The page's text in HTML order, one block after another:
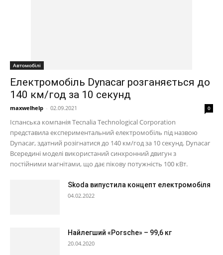
Автомобілі
Електромобіль Dynacar розганяється до
140 км/год за 10 секунд
maxwelhelp - 02.09.2021 0
Іспанська компанія Tecnalia Technological Corporation
представила експериментальний електромобіль під назвою
Dynacar, здатний розігнатися до 140 км/год за 10 секунд. Dynacar
Всередині моделі використаний синхронний двигун з
постійними магнітами, що дає пікову потужність 100 кВт.
Skoda випустила концепт електромобіля
04.02.2022
Найлегший «Porsche» – 99,6 кг
20.04.2020